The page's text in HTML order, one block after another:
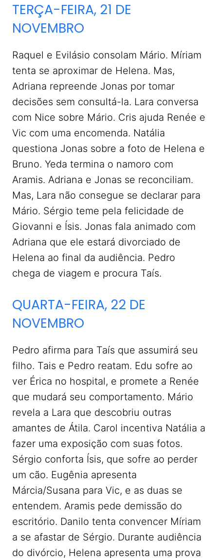
TERÇA-FEIRA, 21 DE
NOVEMBRO
Raquel e Evilásio consolam Mário. Míriam
tenta se aproximar de Helena. Mas,
Adriana repreende Jonas por tomar
decisões sem consultá-la. Lara conversa
com Nice sobre Mário. Cris ajuda Renée e
Vic com uma encomenda. Natália
questiona Jonas sobre a foto de Helena e
Bruno. Yeda termina o namoro com
Aramis. Adriana e Jonas se reconciliam.
Mas, Lara não consegue se declarar para
Mário. Sérgio teme pela felicidade de
Giovanni e Ísis. Jonas fala animado com
Adriana que ele estará divorciado de
Helena ao final da audiência. Pedro
chega de viagem e procura Taís.
QUARTA-FEIRA, 22 DE
NOVEMBRO
Pedro afirma para Taís que assumirá seu
filho. Tais e Pedro reatam. Edu sofre ao
ver Érica no hospital, e promete a Renée
que mudará seu comportamento. Mário
revela a Lara que descobriu outras
amantes de Átila. Carol incentiva Natália a
fazer uma exposição com suas fotos.
Sérgio conforta Ísis, que sofre ao perder
um cão. Eugênia apresenta
Márcia/Susana para Vic, e as duas se
entendem. Aramis pede demissão do
escritório. Danilo tenta convencer Míriam
a se afastar de Sérgio. Durante audiência
do divórcio, Helena apresenta uma prova